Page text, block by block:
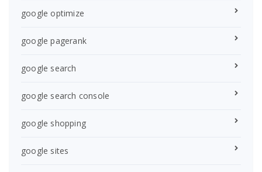
google optimize
google pagerank
google search
google search console
google shopping
google sites